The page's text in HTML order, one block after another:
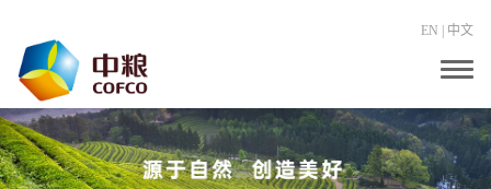
EN 中文
T
g
g
e
n